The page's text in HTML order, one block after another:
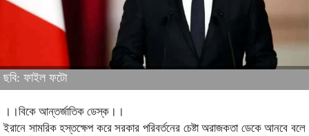
ছবি: ফাইল ফটো
।।বিকে আন্তর্জাতিক ডেস্ক।।
ইরানে সামরিক হস্তক্ষেপ করে সরকার পরিবর্তনের চেষ্টা অরাজকতা ডেকে আনবে বলে